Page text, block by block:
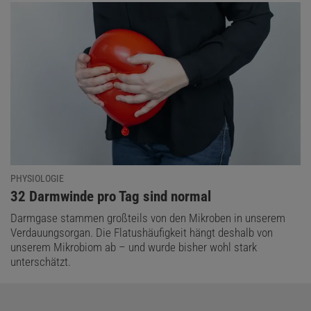
PHYSIOLOGIE
:
32 Darmwinde pro Tag sind normal
Darmgase stammen großteils von den Mikroben in unserem
Verdauungsorgan. Die Flatushäufigkeit hängt deshalb von
unserem Mikrobiom ab – und wurde bisher wohl stark
unterschätzt.